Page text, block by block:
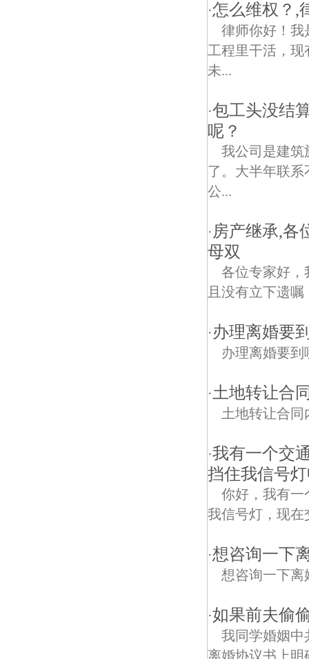
·怎么维权？,
律师你好！
工程里干活，
未...
·包工头没结
呢？
我公司是建筑
了。大半年联
公...
· 房产继承,各
母双
各位专家好，
且没有立下遗
·办理离婚要
办理离婚要
·土地转让合
土地转让合同
·我有一个交
挡住我信号
你好，我有一
我信号灯，现在
·想咨询一下
想咨询一下离
·如果前夫偷
我同学婚姻中
离婚协议书上明